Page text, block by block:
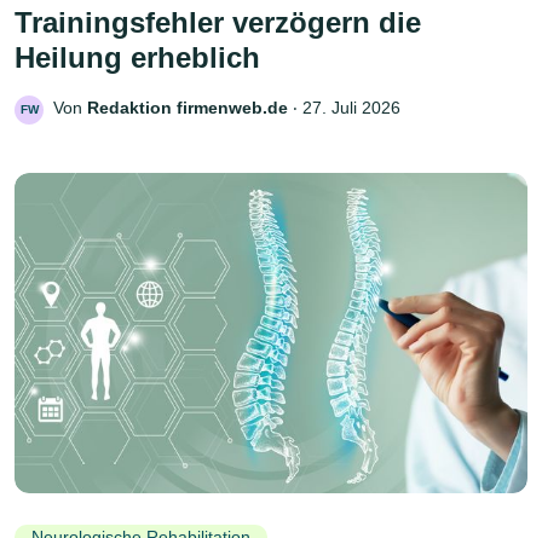
Trainingsfehler verzögern die
Heilung erheblich
FW Von Redaktion firmenweb.de ‧ 27. Juli 2026